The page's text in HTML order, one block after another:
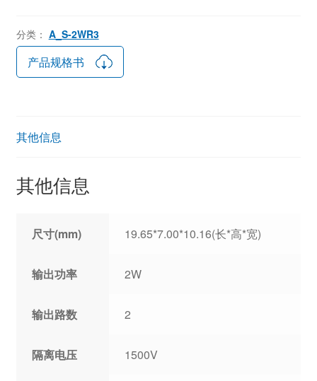
分类： A_S-2WR3
产品规格书
其他信息
其他信息
尺寸(mm) 19.65*7.00*10.16(长*高*宽)
输出功率 2W
输出路数 2
隔离电压 1500V